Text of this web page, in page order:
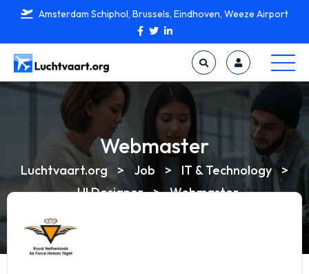
Amsterdam Schiphol, Brussels, Eindhoven, Weeze Airport
Webmaster
Luchtvaart.org > Job > IT & Technology >
UI Designer > Webmaster